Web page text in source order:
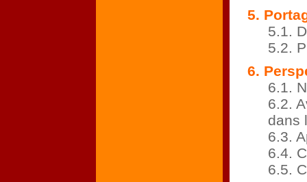
5.
5.1.
5.2.
6.
6.1.
6.2.
dans
6.3.
6.4.
6.5.